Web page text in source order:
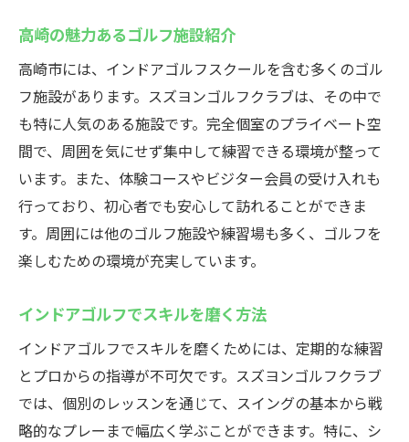
初心者歓迎の安心サポート
インドアゴルフの新しいスタイル
仕事帰りに手軽にゴルフ練習を楽しむ
仕事終わりに最適なゴルフ施設
気軽にゴルフが楽しめる理由
仕事帰りでも利用しやすい環境
効率的な練習で充実した時間を
手ぶらで楽しむインドアゴルフ
健康維持に最適なスズヨンゴルフクラブの魅力
健康を維持するためのゴルフ練習
スズヨンでの健康的な習慣作り
インドアゴルフで運動不足解消
高崎の魅力あるゴルフ施設紹介
高崎市には、インドアゴルフスクールを含む多くのゴル
フ施設があります。スズヨンゴルフクラブは、その中で
も特に人気のある施設です。完全個室のプライベート空
間で、周囲を気にせず集中して練習できる環境が整って
います。また、体験コースやビジター会員の受け入れも
行っており、初心者でも安心して訪れることができま
す。周囲には他のゴルフ施設や練習場も多く、ゴルフを
楽しむための環境が充実しています。
インドアゴルフでスキルを磨く方法
インドアゴルフでスキルを磨くためには、定期的な練習
とプロからの指導が不可欠です。スズヨンゴルフクラブ
では、個別のレッスンを通じて、スイングの基本から戦
略的なプレーまで幅広く学ぶことができます。特に、シ